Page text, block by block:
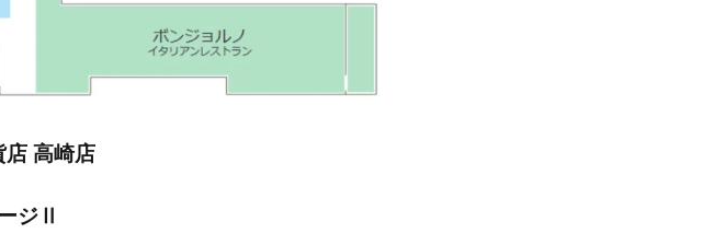
店 高崎店
ジⅡ